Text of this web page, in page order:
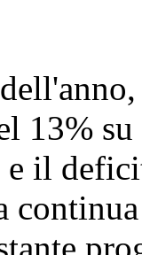
13%
e il